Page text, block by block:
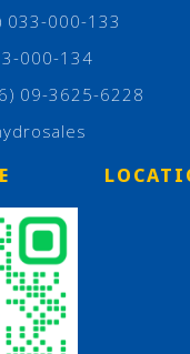
033-000-133
000-134
09-3625-6228